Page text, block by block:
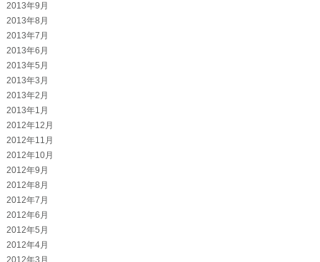
2013年9月
2013年8月
2013年7月
2013年6月
2013年5月
2013年3月
2013年2月
2013年1月
2012年12月
2012年11月
2012年10月
2012年9月
2012年8月
2012年7月
2012年6月
2012年5月
2012年4月
2012年3月